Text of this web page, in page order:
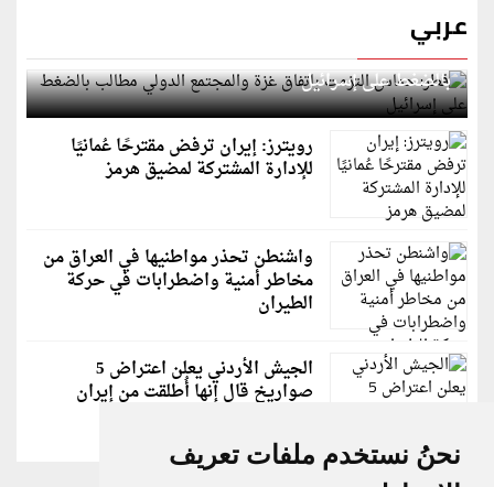
نحنُ نستخدم ملفات تعريف
عربي
قطر: حماس التزمت باتفاق غزة والمجتمع الدولي مطالب
بالضغط على إسرائيل
رويترز: إيران ترفض مقترحًا عُمانيًا
للإدارة المشتركة لمضيق هرمز
واشنطن تحذر مواطنيها في العراق من
مخاطر أمنية واضطرابات في حركة
الطيران
الجيش الأردني يعلن اعتراض 5
صواريخ قال إنها أُطلقت من إيران